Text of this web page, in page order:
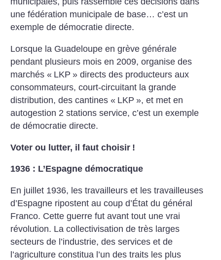
une fédération municipale de base… c’est un
exemple de démocratie directe.
Lorsque la Guadeloupe en grève générale
pendant plusieurs mois en 2009, organise des
marchés « LKP » directs des producteurs aux
consommateurs, court-circuitant la grande
distribution, des cantines « LKP », et met en
autogestion 2 stations service, c’est un exemple
de démocratie directe.
Voter ou lutter, il faut choisir !
1936 : L’Espagne démocratique
En juillet 1936, les travailleurs et les travailleuses
d’Espagne ripostent au coup d’État du général
Franco. Cette guerre fut avant tout une vrai
révolution. La collectivisation de très larges
secteurs de l’industrie, des services et de
l’agriculture constitua l’un des traits les plus